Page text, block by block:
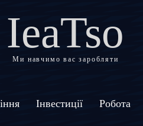
IeaTso
Ми навчимо вас заробляти
Інвестиції Робота